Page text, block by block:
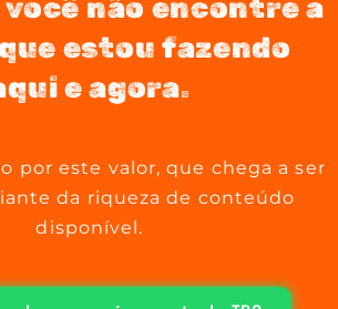
não encontre a
estou fazendo
e agora.
por este valor, que chega a ser
da riqueza de conteúdo
disponível.